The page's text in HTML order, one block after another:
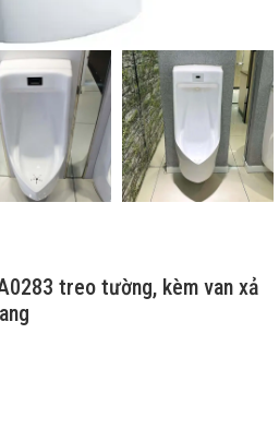
treo tường, kèm van xả